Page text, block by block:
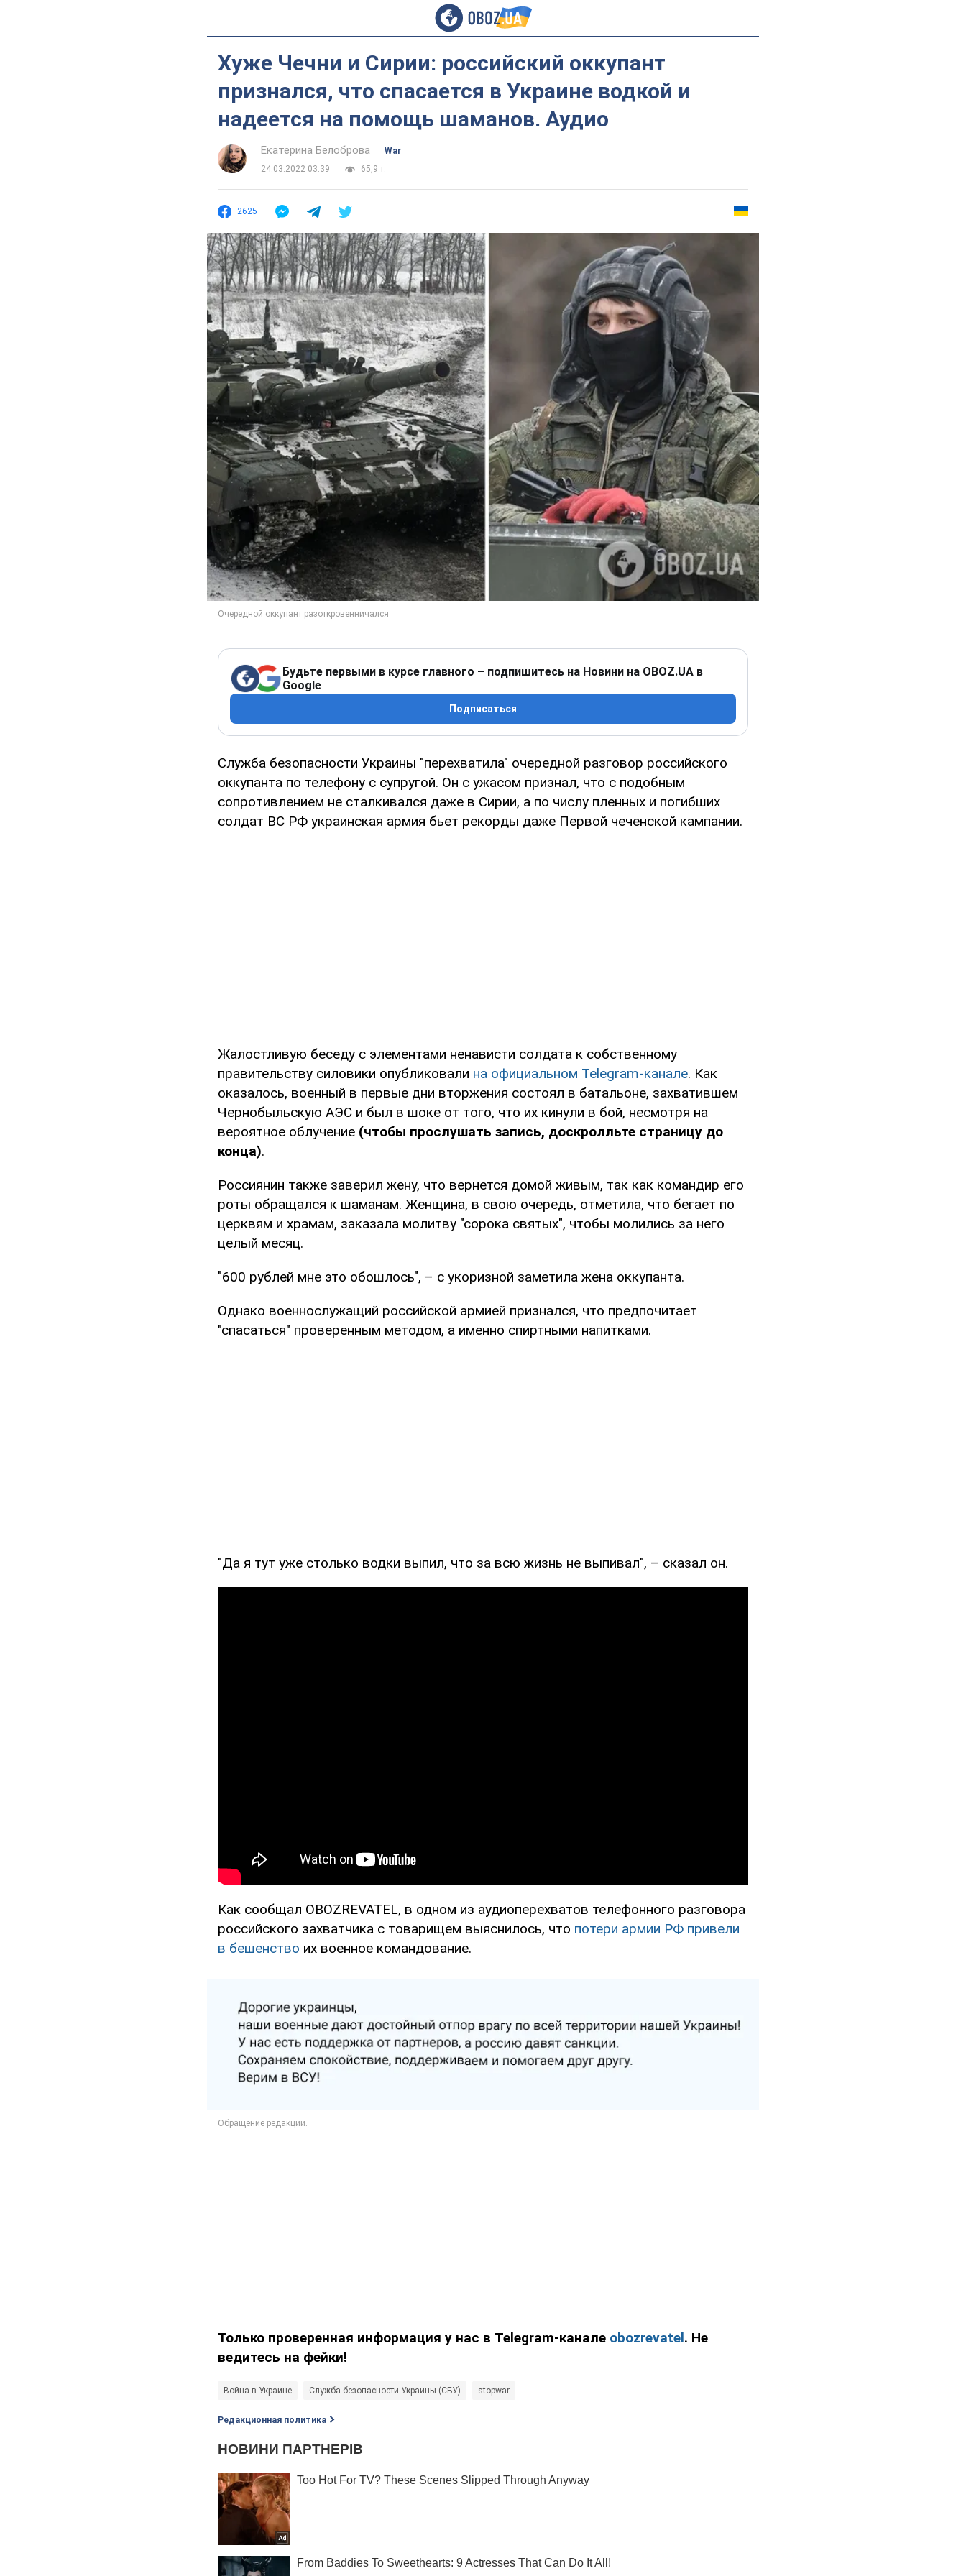
Хуже Чечни и Сирии: российский оккупант
признался, что спасается в Украине водкой и
надеется на помощь шаманов. Аудио
Екатерина Белоброва
War
24.03.2022 03:39
65,9 т.
2625
Будьте первыми в курсе главного – подпишитесь на Новини на OBOZ.UA в
Google
Подписаться
Служба безопасности Украины "перехватила" очередной разговор российского
оккупанта по телефону с супругой. Он с ужасом признал, что с подобным
сопротивлением не сталкивался даже в Сирии, а по числу пленных и погибших
солдат ВС РФ украинская армия бьет рекорды даже Первой чеченской кампании.
Жалостливую беседу с элементами ненависти солдата к собственному
правительству силовики опубликовали на официальном Telegram-канале. Как
оказалось, военный в первые дни вторжения состоял в батальоне, захватившем
Чернобыльскую АЭС и был в шоке от того, что их кинули в бой, несмотря на
вероятное облучение (чтобы прослушать запись, доскролльте страницу до
конца).
Россиянин также заверил жену, что вернется домой живым, так как командир его
роты обращался к шаманам. Женщина, в свою очередь, отметила, что бегает по
церквям и храмам, заказала молитву "сорока святых", чтобы молились за него
целый месяц.
"600 рублей мне это обошлось", – с укоризной заметила жена оккупанта.
Однако военнослужащий российской армией признался, что предпочитает
"спасаться" проверенным методом, а именно спиртными напитками.
"Да я тут уже столько водки выпил, что за всю жизнь не выпивал", – сказал он.
Как сообщал OBOZREVATEL, в одном из аудиоперехватов телефонного разговора
российского захватчика с товарищем выяснилось, что потери армии РФ привели
в бешенство их военное командование.
Только проверенная информация у нас в Telegram-канале obozrevatel. Не
ведитесь на фейки!
Война в Украине Служба безопасности Украины (СБУ) stopwar
Редакционная политика